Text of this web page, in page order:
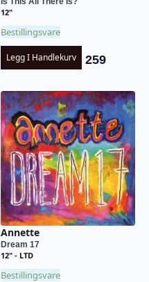
12"
Bestillingsvare
Legg I Handlekurv 259
Annette
Dream 17
12" - LTD
Bestillingsvare